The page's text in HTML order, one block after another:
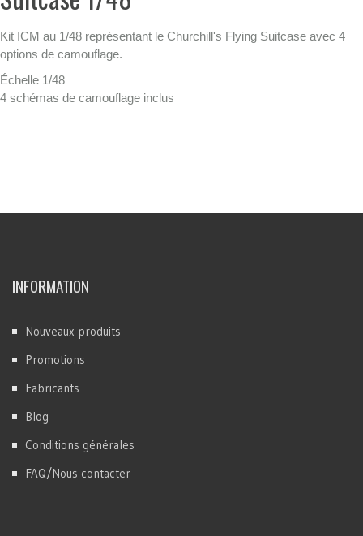
Kit ICM au 1/48 représentant le Churchill's Flying Suitcase avec 4
options de camouflage.
Échelle 1/48
4 schémas de camouflage inclus
INFORMATION
Nouveaux produits
Promotions
Fabricants
Blog
Conditions générales
FAQ/Nous contacter